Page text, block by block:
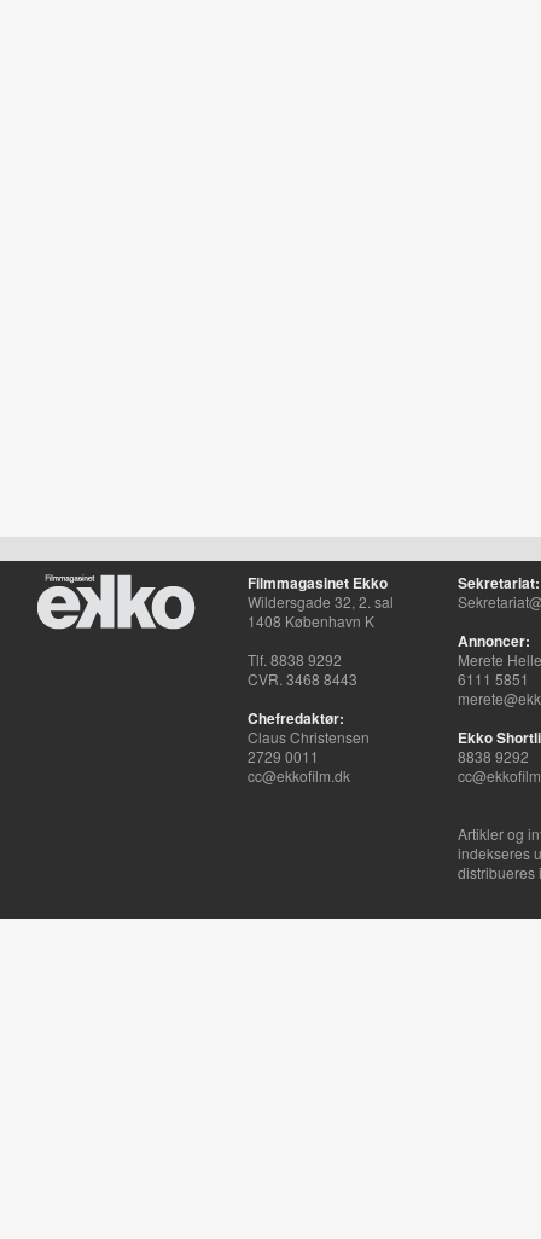
Filmmagasinet Ekko
Wildersgade 32, 2. sal
1408 København K
Tlf. 8838 9292
CVR. 3468 8443
Chefredaktør:
Claus Christensen
2729 0011
cc@ekkofilm.dk
Sekretariat:
Annoncer:
Merete
6111 5851
Ekko
8838 9292
Artikler og
indekseres
distribueres